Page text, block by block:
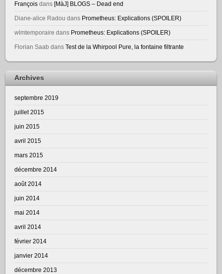
François dans[MàJ] BLOGS – Dead end
Diane-alice Radou dans Prometheus: Explications (SPOILER)
wlmtemporaire dans Prometheus: Explications (SPOILER)
Florian Saab dansTest de la Whirpool Pure, la fontaine filtrante
Archives
septembre 2019
juillet 2015
juin 2015
avril 2015
mars 2015
décembre 2014
août 2014
juin 2014
mai 2014
avril 2014
février 2014
janvier 2014
décembre 2013